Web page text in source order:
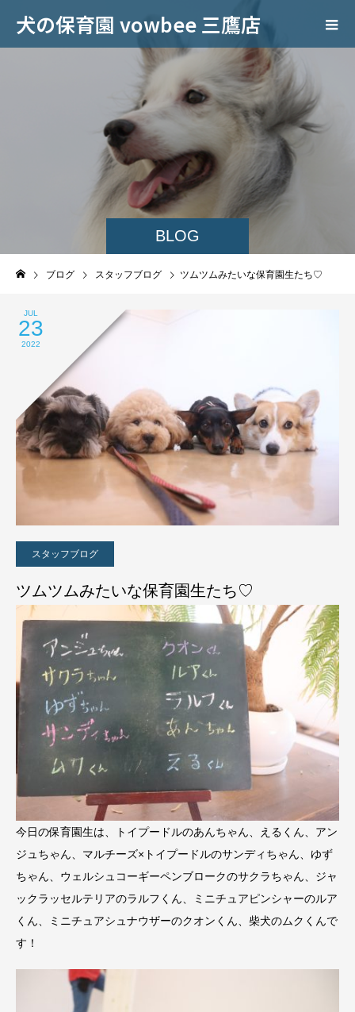
犬の保育園 vowbee 三鷹店
BLOG
ブログ スタッフブログ ツムツムみたいな保育園生たち♡
JUL
23
2022
スタッフブログ
ツムツムみたいな保育園生たち♡
今日の保育園生は、トイプードルのあんちゃん、えるくん、アン
ジュちゃん、マルチーズ×トイプードルのサンディちゃん、ゆず
ちゃん、ウェルシュコーギーペンブロークのサクラちゃん、ジャ
ックラッセルテリアのラルフくん、ミニチュアピンシャーのルア
くん、ミニチュアシュナウザーのクオンくん、柴犬のムクくんで
す！